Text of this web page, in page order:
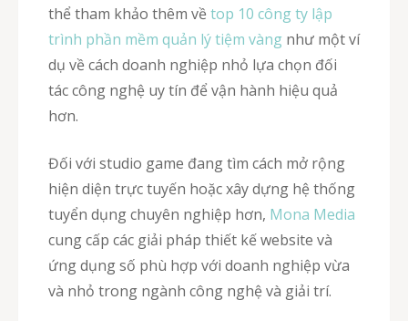
thể tham khảo thêm về top 10 công ty lập
trình phần mềm quản lý tiệm vàng như một ví
dụ về cách doanh nghiệp nhỏ lựa chọn đối
tác công nghệ uy tín để vận hành hiệu quả
hơn.
Đối với studio game đang tìm cách mở rộng
hiện diện trực tuyến hoặc xây dựng hệ thống
tuyển dụng chuyên nghiệp hơn, Mona Media
cung cấp các giải pháp thiết kế website và
ứng dụng số phù hợp với doanh nghiệp vừa
và nhỏ trong ngành công nghệ và giải trí.